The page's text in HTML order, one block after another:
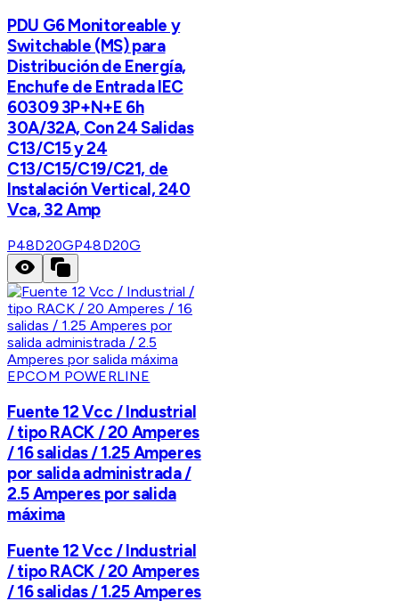
PDU G6 Monitoreable y
Switchable (MS) para
Distribución de Energía,
Enchufe de Entrada IEC
60309 3P+N+E 6h
30A/32A, Con 24 Salidas
C13/C15 y 24
C13/C15/C19/C21, de
Instalación Vertical, 240
Vca, 32 Amp
P48D20GP48D20G
EPCOM POWERLINE
Fuente 12 Vcc / Industrial
/ tipo RACK / 20 Amperes
/ 16 salidas / 1.25 Amperes
por salida administrada /
2.5 Amperes por salida
máxima
Fuente 12 Vcc / Industrial
/ tipo RACK / 20 Amperes
/ 16 salidas / 1.25 Amperes